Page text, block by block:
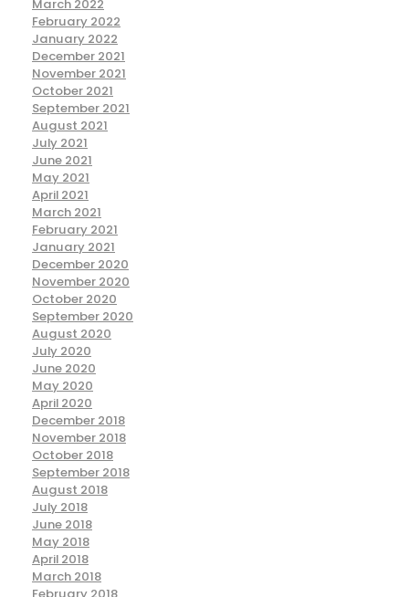
March 2022
February 2022
January 2022
December 2021
November 2021
October 2021
September 2021
August 2021
July 2021
June 2021
May 2021
April 2021
March 2021
February 2021
January 2021
December 2020
November 2020
October 2020
September 2020
August 2020
July 2020
June 2020
May 2020
April 2020
December 2018
November 2018
October 2018
September 2018
August 2018
July 2018
June 2018
May 2018
April 2018
March 2018